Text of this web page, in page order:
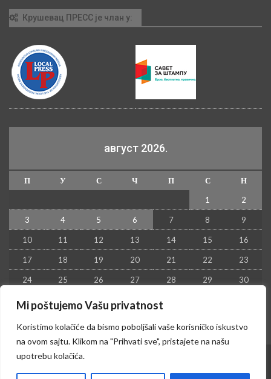
Mi poštujemo Vašu privatnost
Koristimo kolačiće da bismo poboljšali vaše korisničko iskustvo
na ovom sajtu. Klikom na "Prihvati sve", pristajete na našu
upotrebu kolačića.
Крушевац ПРЕСС је члан у:
август 2026.
П У С Ч П С
Н
1
2
3 4 5 6 7 8 9
10 11 12 13 14 15 16
17 18 19 20 21 22 23
24 25 26 27 28 29 30
31